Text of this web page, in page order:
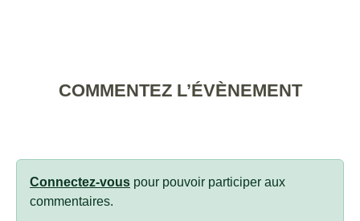
COMMENTEZ L’ÉVÈNEMENT
Connectez-vous pour pouvoir participer aux
commentaires.